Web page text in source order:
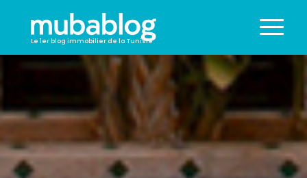
Le 1er blog immobilier de la Tunisie